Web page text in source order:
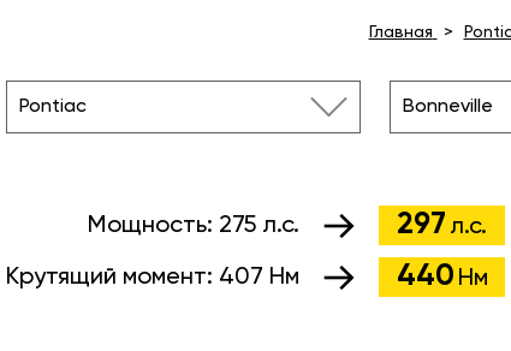
Главная
Pontiac Bonneville
Мощность: 275 л.с. 297 л.с.
Крутящий момент: 407 Нм 440 Нм